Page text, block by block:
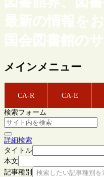
最新の情報を
国会図書館の
メインメニュー
CA-R CA-E
検索フォーム
詳細検索
タイトル
本文
記事種別
検索したい記事種別